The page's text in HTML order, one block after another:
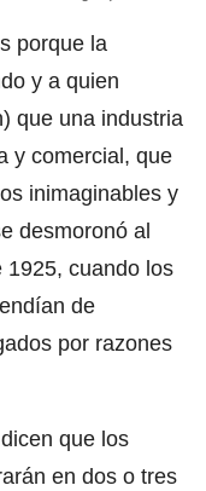
porque la
y a quien
que una industria
y comercial, que
inimaginables y
desmoronó al
1925, cuando los
de
por razones
que los
en dos o tres